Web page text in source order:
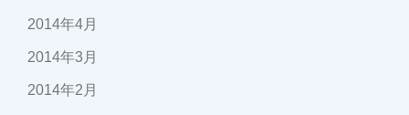
2014年4月
2014年3月
2014年2月